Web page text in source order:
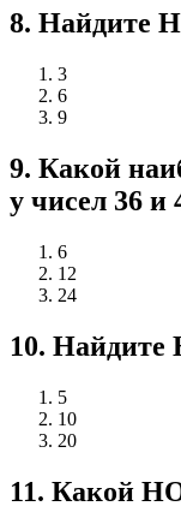
8. Найдите
3
6
9
9. Какой
у чисел 36 и
6
12
24
10. Найдите
5
10
20
11. Какой